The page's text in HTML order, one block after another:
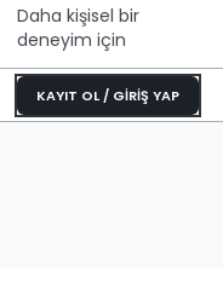
Daha kişisel bir
deneyim için
KAYIT OL / GİRİŞ YAP